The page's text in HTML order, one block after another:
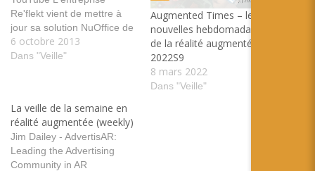
Re'flekt vient de mettre à
jour sa solution NuOffice de
réalité augmentée dédié à
l'architecture et à
Immobilier Panorama |
Administration RA'pro
Posted from Diigo. The rest
of my favorite links are…
6 octobre 2013
Dans "Veille"
Augmented Times – les
nouvelles hebdomadaires
de la réalité augmentée –
2022S9
8 mars 2022
Dans "Veille"
La veille de la semaine en
réalité augmentée (weekly)
Jim Dailey - AdvertisAR:
Leading the Advertising
Community in AR